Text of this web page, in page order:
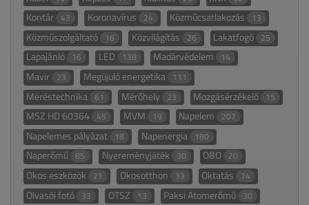
Kontár 43 Koronavírus 24 Közműcsatlakozás 13
Közműszolgáltató 16 Közvilágítás 26 Lakatfogó 25
Lapajánló 16 LED 138 Madárvédelem 14
Mavir 23 Megújuló energetika 111
Méréstechnika 61 Mérőhely 23 Mozgásérzékelő 15
MSZ HD 60364 45 MVM 19 Napelem 207
Napelemes pályázat 18 Napenergia 180
Naperőmű 85 Nyereményjáték 30 OBO 20
Okos eszközök 21 Okosotthon 33 Oktatás 14
Olvasói fotó 33 OTSZ 13 Paksi Atomerőmű 30